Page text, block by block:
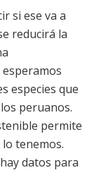
si ese va a
reducirá la
especies que
peruanos.
permite
tenemos.
datos para